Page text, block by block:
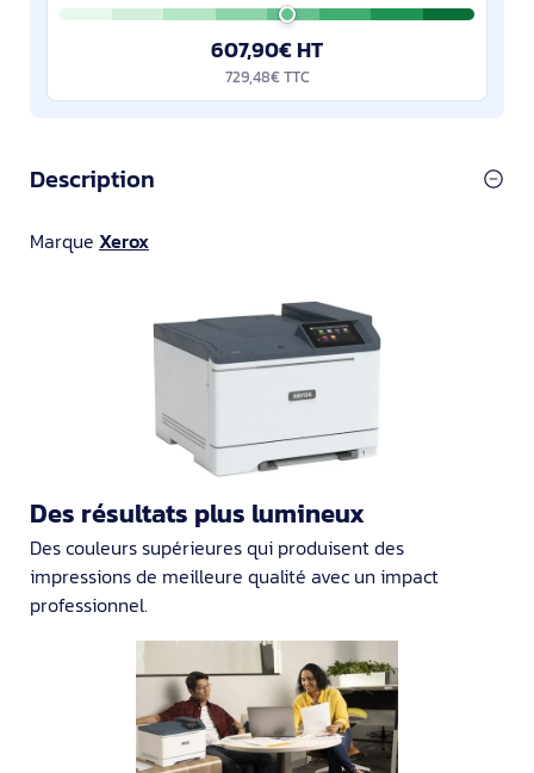
607,90€ HT
729,48€ TTC
Description
Marque Xerox
Des résultats plus lumineux
Des couleurs supérieures qui produisent des
impressions de meilleure qualité avec un impact
professionnel.